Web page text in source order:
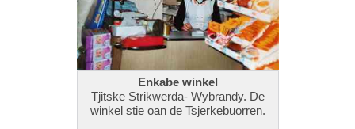
Enkabe winkel
Tjitske Strikwerda- Wybrandy. De
winkel stie oan de Tsjerkebuorren.